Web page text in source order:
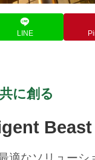
LINE
に創る
Beast